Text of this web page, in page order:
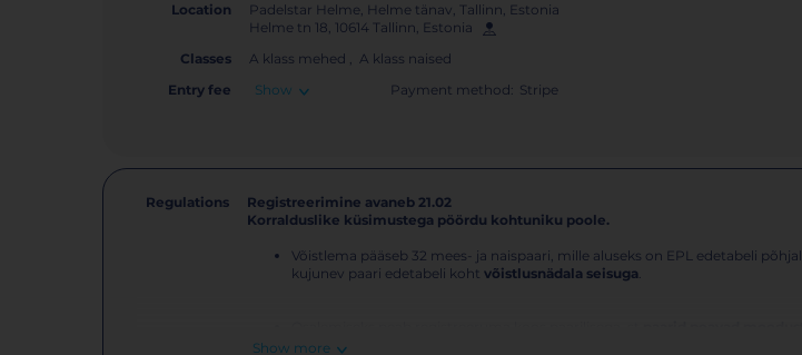
Location
Padelstar Helme, Helme tänav, Tallinn, Estonia
Helme tn 18, 10614 Tallinn, Estonia
Classes
A klass mehed , A klass naised
Entry fee
Show Payment method: Stripe
Regulations
Registreerimine avaneb 21.02
Korralduslike küsimustega pöördu kohtuniku poole.
Võistlema pääseb 32 mees- ja naispaari, mille aluseks on EPL edetabeli põhjal
kujunev paari edetabeli koht võistlusnädala seisuga.
enne registreerimisaja lõppu
Show more